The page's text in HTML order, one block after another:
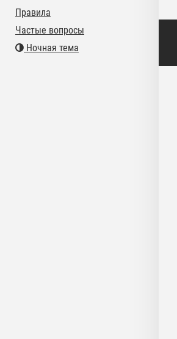
Правила
Частые вопросы
Ночная тема